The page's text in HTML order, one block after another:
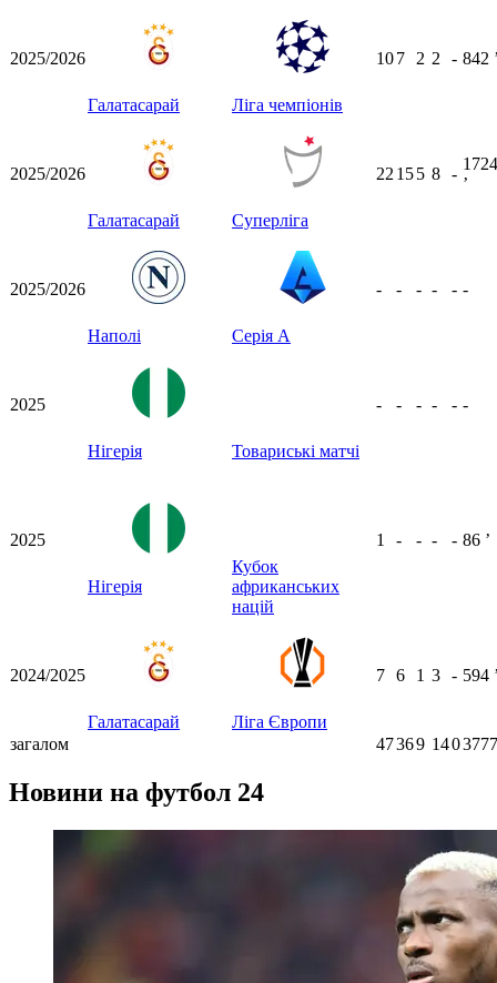
2025/2026
Галатасарай Ліга чемпіонів
107 2 2 - 842
2025/2026
Галатасарай Суперліга
22 155 8 -
1724
ʼ
2025/2026
Наполі Серія А
- - - - - -
2025
Нігерія Товариські матчі
- - - - - -
2025
Нігерія
Кубок
африканських
націй
1 - - - - 86 ʼ
2024/2025
Галатасарай Ліга Європи
7 6 1 3 - 594
загалом 47369 140
Новини на футбол 24